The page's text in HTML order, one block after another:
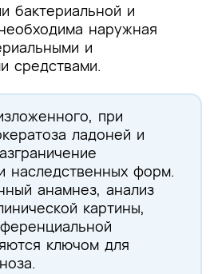
бактериальной и
наружная
и
средствами.
при
ладоней и
наследственных форм.
анамнез, анализ
картины,
ключом для